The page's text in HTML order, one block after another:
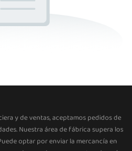
y de ventas, aceptamos pedidos de
Nuestra área de fábrica supera los
optar por enviar la mercancía en